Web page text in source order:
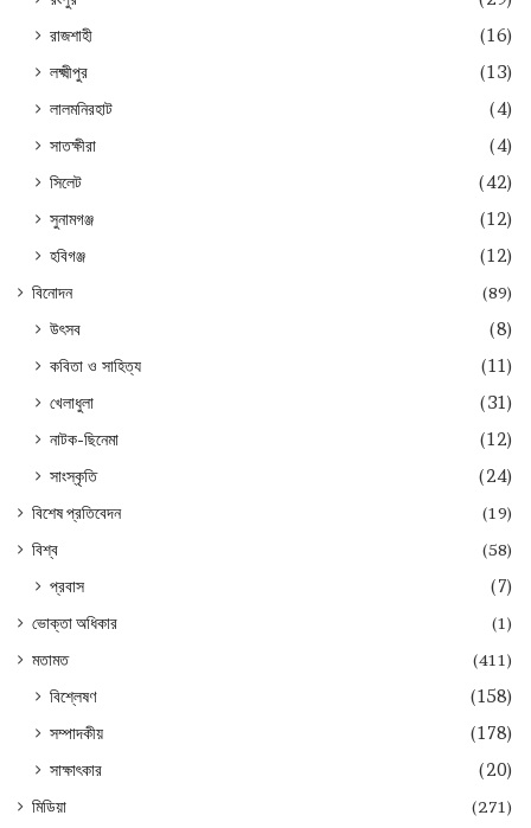
রাজশাহী
(16)
লক্ষ্মীপুর
(13)
লালমনিরহাট
(4)
সাতক্ষীরা
(4)
সিলেট
(42)
সুনামগঞ্জ
(12)
হবিগঞ্জ
(12)
বিনোদন (89)
উৎসব
(8)
কবিতা ও সাহিত্য
(11)
খেলাধুলা
(31)
নাটক-ছিনেমা
(12)
সাংস্কৃতি
(24)
বিশেষ প্রতিবেদন
(19)
বিশ্ব
(58)
প্রবাস (7)
ভোক্তা অধিকার
(1)
মতামত
(411)
বিশ্লেষণ
(158)
সম্পাদকীয়
(178)
সাক্ষাৎকার
(20)
মিডিয়া (271)